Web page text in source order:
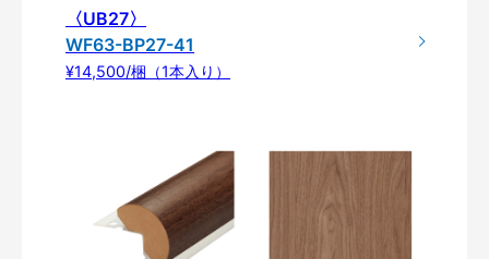
〈UB27〉
WF63-BP27-41
¥14,500/梱（1本入り）